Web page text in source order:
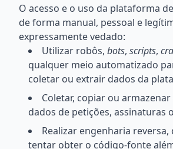
O acesso e o uso da plataforma
de forma manual, pessoal e
expressamente vedado:
Utilizar robôs, bots, scripts,
qualquer meio automatizado
coletar ou extrair dados da
Coletar, copiar ou armazenar
dados de petições, assinaturas
Realizar engenharia
tentar obter o código-fonte